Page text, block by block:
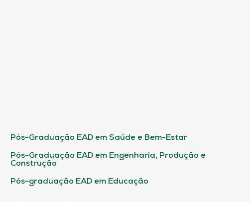
Pós-Graduação EAD em Saúde e Bem-Estar
Pós-Graduação EAD em Engenharia, Produção e
Construção
Pós-graduação EAD em Educação